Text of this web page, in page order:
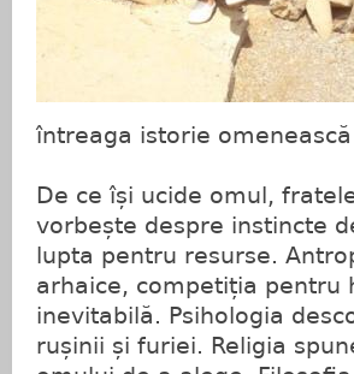
întreaga istorie
De ce își ucide omul,
vorbește despre instincte
lupta pentru resurse.
arhaice, competiția pentru
inevitabilă. Psihologia
rușinii și furiei. Religia